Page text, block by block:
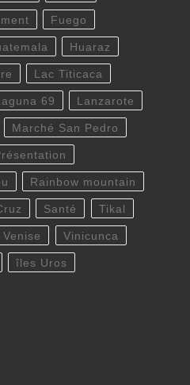
Fuego
Huaraz
Lac Titicaca
69 Lanzarote
Marché San Pedro
Rainbow mountain
Santé Tikal
Venise Vinicunca
îles Uros